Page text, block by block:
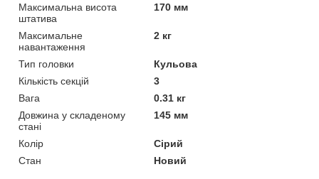
Максимальна висота
штатива
170 мм
Максимальне
навантаження
2 кг
Тип головки
Кульова
Кількість секцій
3
Вага
0.31 кг
Довжина у складеному
стані
145 мм
Колір
Сірий
Стан
Новий